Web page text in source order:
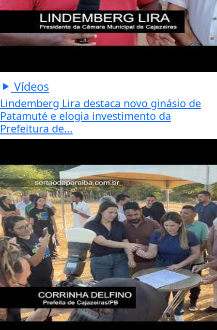
Vídeos
Lindemberg Lira destaca novo ginásio de
Patamuté e elogia investimento da
Prefeitura de...